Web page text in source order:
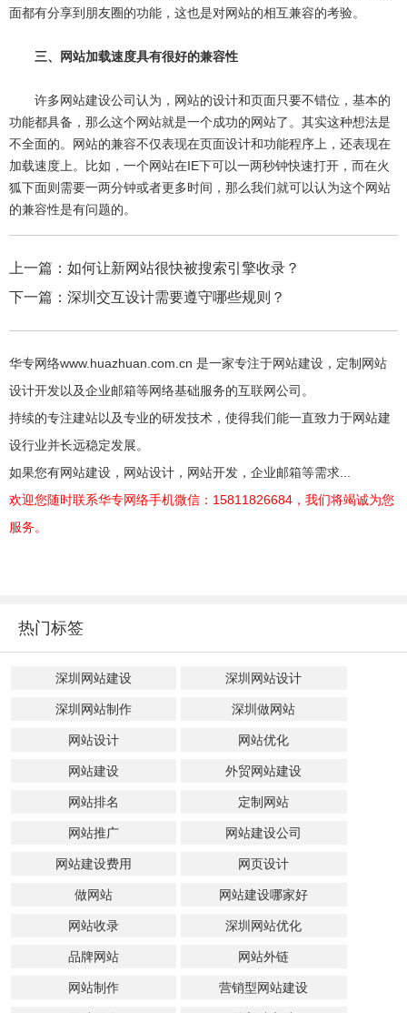
面都有分享到朋友圈的功能，这也是对网站的相互兼容的考验。
三、网站加载速度具有很好的兼容性
许多网站建设公司认为，网站的设计和页面只要不错位，基本的
功能都具备，那么这个网站就是一个成功的网站了。其实这种想法是
不全面的。网站的兼容不仅表现在页面设计和功能程序上，还表现在
加载速度上。比如，一个网站在IE下可以一两秒钟快速打开，而在火
狐下面则需要一两分钟或者更多时间，那么我们就可以认为这个网站
的兼容性是有问题的。
上一篇： 如何让新网站很快被搜索引擎收录？
下一篇： 深圳交互设计需要遵守哪些规则？
华专网络www.huazhuan.com.cn 是一家专注于网站建设，定制网站
设计开发以及企业邮箱等网络基础服务的互联网公司。
持续的专注建站以及专业的研发技术，使得我们能一直致力于网站建
设行业并长远稳定发展。
如果您有网站建设，网站设计，网站开发，企业邮箱等需求...
欢迎您随时联系华专网络手机微信：15811826684，我们将竭诚为您
服务。
热门标签
深圳网站建设 深圳网站设计
深圳网站制作 深圳做网站
网站设计 网站优化
网站建设 外贸网站建设
网站排名 定制网站
网站推广 网站建设公司
网站建设费用 网页设计
做网站 网站建设哪家好
网站收录 深圳网站优化
品牌网站 网站外链
网站制作 营销型网站建设